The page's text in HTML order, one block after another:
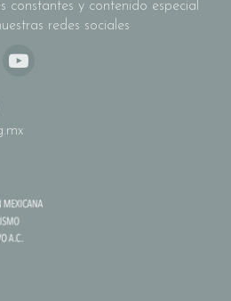
constantes y contenido especial
redes sociales